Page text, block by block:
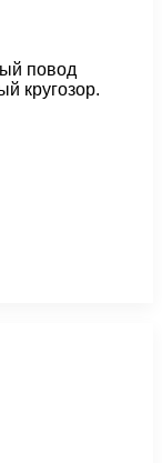
повод
кругозор.